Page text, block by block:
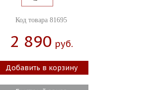
Код товара 81695
2 890 Руб.
Добавить в корзину